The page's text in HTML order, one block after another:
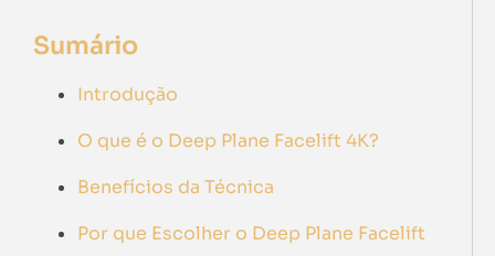
Sumário
Introdução
O que é o Deep Plane Facelift 4K?
Benefícios da Técnica
Por que Escolher o Deep Plane Facelift